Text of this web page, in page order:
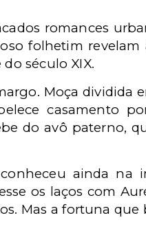
romances
folhetim revelam
século XIX.
Moça dividida
casamento
do avô paterno,
ainda na
os laços com
Mas a fortuna que